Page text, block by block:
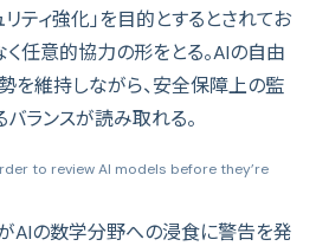
ティ強化」を目的とするとされてお
く任意的協力の形をとる。AIの自由
を維持しながら、安全保障上の監
ランスが読み取れる。
to review AI models before they’re
がAIの数学分野への浸食に警告を発